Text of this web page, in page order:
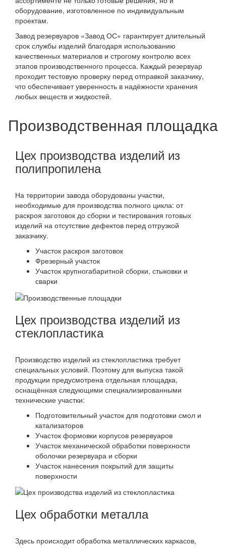
оборудование, изготовленное по индивидуальным
проектам.
Завод резервуаров «Завод ОС» гарантирует длительный
срок службы изделий благодаря использованию
качественных материалов и строгому контролю всех
этапов производственного процесса. Каждый резервуар
проходит тестовую проверку перед отправкой заказчику,
что обеспечивает уверенность в надёжности хранения
любых веществ и жидкостей.
Производственная площадка
Цех производства изделий из
полипропилена
На территории завода оборудованы участки,
необходимые для производства полного цикла: от
раскроя заготовок до сборки и тестирования готовых
изделий на отсутствие дефектов перед отгрузкой
заказчику.
Участок раскроя заготовок
Фрезерный участок
Участок крупногабаритной сборки, стыковки и
сварки
Цех производства изделий из
стеклопластика
Производство изделий из стеклопластика требует
специальных условий. Поэтому для выпуска такой
продукции предусмотрена отдельная площадка,
оснащённая следующими специализированными
технические участки:
Подготовительный участок для подготовки смол и
катализаторов
Участок формовки корпусов резервуаров
Участок механической обработки поверхности
оболочки резервуара и сборки
Участок нанесения покрытий для защиты
поверхности
Цех обработки металла
Здесь происходит обработка металлических каркасов,